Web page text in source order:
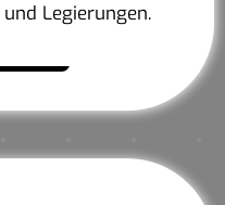
Legierungen.